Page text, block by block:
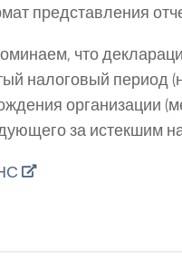
представления
что
налоговый период
организации
за истекшим